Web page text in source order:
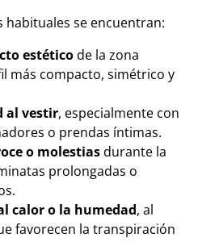
habituales se encuentran:
estéticode la zona
más compacto, simétrico y
al vestir, especialmente con
o prendas íntimas.
o molestiasdurante la
prolongadas o
calor o la humedad, al
favorecen la transpiración